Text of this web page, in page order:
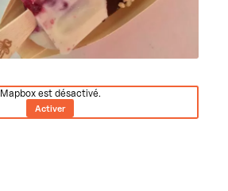
Mapbox est désactivé.
Activer